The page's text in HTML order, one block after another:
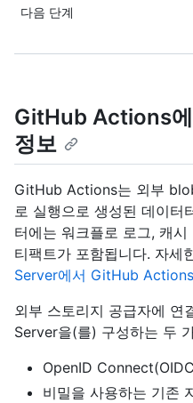
다음 단계
GitHub Actions에
정보
GitHub Actions는 외부
로 실행으로 생성된 데이터
터에는 워크플로 로그, 캐
티팩트가 포함됩니다. 자세
Server에서 GitHub
외부 스토리지 공급자에
Server을(를) 구성하는 두
OpenID
비밀을 사용하는 기존